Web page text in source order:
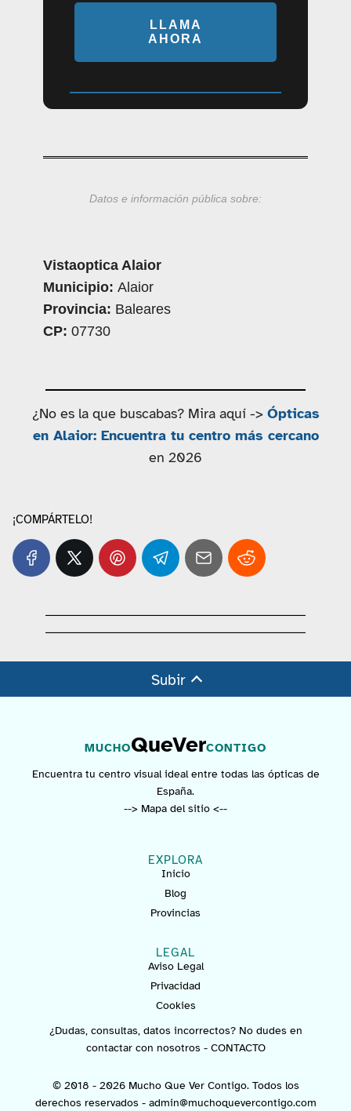
LLAMA
AHORA
Datos e información pública sobre:
Vistaoptica Alaior
Municipio: Alaior
Provincia: Baleares
CP: 07730
¿No es la que buscabas? Mira aquí -> Ópticas
en Alaior: Encuentra tu centro más cercano
en 2026
¡COMPÁRTELO!
Subir
MUCHOQueVerCONTIGO
Encuentra tu centro visual ideal entre todas las ópticas de
España.
--> Mapa del sitio <--
EXPLORA
Inicio
Blog
Provincias
LEGAL
Aviso Legal
Privacidad
Cookies
¿Dudas, consultas, datos incorrectos? No dudes en
contactar con nosotros - CONTACTO
© 2018 - 2026 Mucho Que Ver Contigo. Todos los
derechos reservados - admin@muchoquevercontigo.com